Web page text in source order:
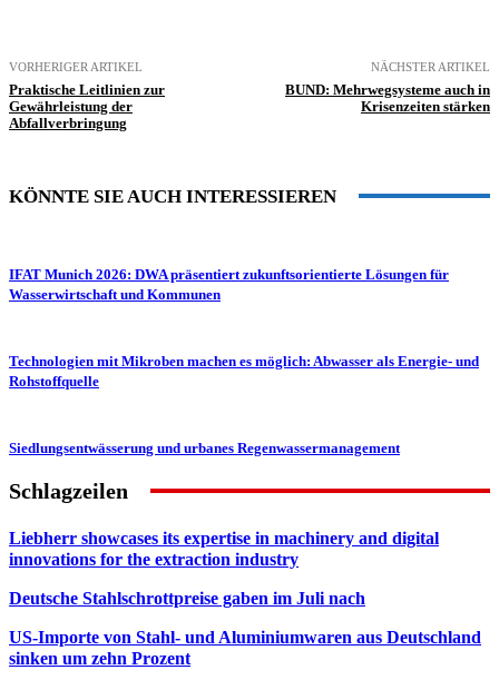
VORHERIGER ARTIKEL
Praktische Leitlinien zur
Gewährleistung der
Abfallverbringung
NÄCHSTER ARTIKEL
BUND: Mehrwegsysteme auch in
Krisenzeiten stärken
KÖNNTE SIE AUCH INTERESSIEREN
IFAT Munich 2026: DWA präsentiert zukunftsorientierte Lösungen für
Wasserwirtschaft und Kommunen
Technologien mit Mikroben machen es möglich: Abwasser als Energie- und
Rohstoffquelle
Siedlungsentwässerung und urbanes Regenwassermanagement
Schlagzeilen
Liebherr showcases its expertise in machinery and digital
innovations for the extraction industry
Deutsche Stahlschrottpreise gaben im Juli nach
US-Importe von Stahl- und Aluminiumwaren aus Deutschland
sinken um zehn Prozent